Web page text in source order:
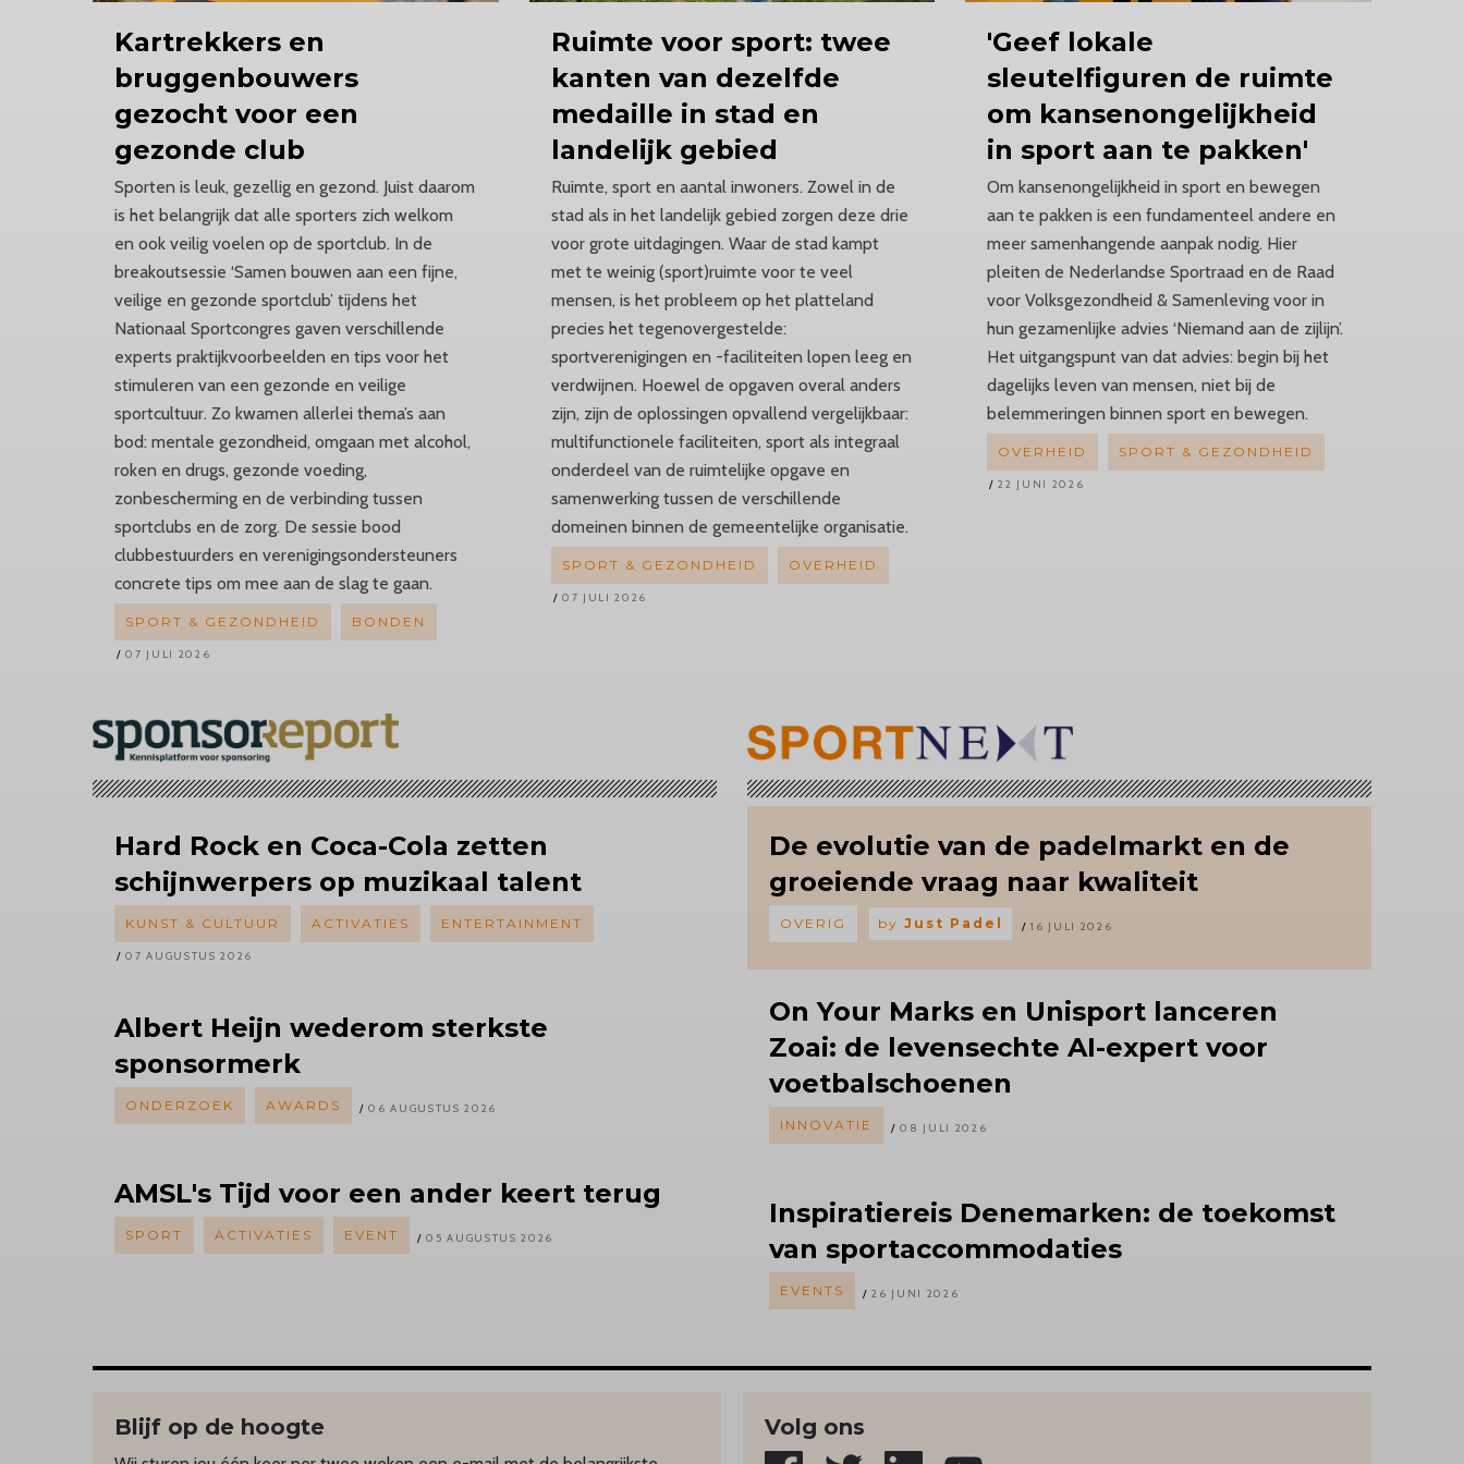
Kartrekkers en
bruggenbouwers
gezocht voor een
gezonde club
Sporten is leuk, gezellig en gezond. Juist daarom
is het belangrijk dat alle sporters zich welkom
en ook veilig voelen op de sportclub. In de
breakoutsessie ‘Samen bouwen aan een fijne,
veilige en gezonde sportclub’ tijdens het
Nationaal Sportcongres gaven verschillende
experts praktijkvoorbeelden en tips voor het
stimuleren van een gezonde en veilige
sportcultuur. Zo kwamen allerlei thema’s aan
bod: mentale gezondheid, omgaan met alcohol,
roken en drugs, gezonde voeding,
zonbescherming en de verbinding tussen
sportclubs en de zorg. De sessie bood
clubbestuurders en verenigingsondersteuners
concrete tips om mee aan de slag te gaan.
SPORT & GEZONDHEID BONDEN
07 JULI 2026
Ruimte voor sport: twee
kanten van dezelfde
medaille in stad en
landelijk gebied
Ruimte, sport en aantal inwoners. Zowel in de
stad als in het landelijk gebied zorgen deze drie
voor grote uitdagingen. Waar de stad kampt
met te weinig (sport)ruimte voor te veel
mensen, is het probleem op het platteland
precies het tegenovergestelde:
sportverenigingen en -faciliteiten lopen leeg en
verdwijnen. Hoewel de opgaven overal anders
zijn, zijn de oplossingen opvallend vergelijkbaar:
multifunctionele faciliteiten, sport als integraal
onderdeel van de ruimtelijke opgave en
samenwerking tussen de verschillende
domeinen binnen de gemeentelijke organisatie.
SPORT & GEZONDHEID OVERHEID
07 JULI 2026
'Geef lokale
sleutelfiguren de ruimte
om kansenongelijkheid
in sport aan te pakken'
Om kansenongelijkheid in sport en bewegen
aan te pakken is een fundamenteel andere en
meer samenhangende aanpak nodig. Hier
pleiten de Nederlandse Sportraad en de Raad
voor Volksgezondheid & Samenleving voor in
hun gezamenlijke advies ‘Niemand aan de zijlijn’.
Het uitgangspunt van dat advies: begin bij het
dagelijks leven van mensen, niet bij de
belemmeringen binnen sport en bewegen.
OVERHEID SPORT & GEZONDHEID
22 JUNI 2026
Hard Rock en Coca-Cola zetten
schijnwerpers op muzikaal talent
KUNST & CULTUUR ACTIVATIES ENTERTAINMENT
07 AUGUSTUS 2026
Albert Heijn wederom sterkste
sponsormerk
ONDERZOEK AWARDS 06 AUGUSTUS 2026
AMSL's Tijd voor een ander keert terug
SPORT ACTIVATIES EVENT 05 AUGUSTUS 2026
De evolutie van de padelmarkt en de
groeiende vraag naar kwaliteit
OVERIG by Just Padel 16 JULI 2026
On Your Marks en Unisport lanceren
Zoai: de levensechte AI-expert voor
voetbalschoenen
INNOVATIE 08 JULI 2026
Inspiratiereis Denemarken: de toekomst
van sportaccommodaties
EVENTS 26 JUNI 2026
Blijf op de hoogte Volg ons